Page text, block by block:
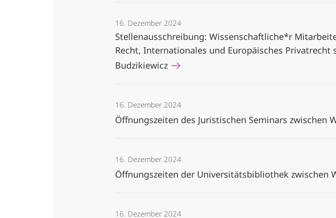
16. Dezember 2024
Stellenausschreibung: Wissenschaftliche*r
Recht, Internationales und Europäisches Privatrecht
Budzikiewicz
16. Dezember 2024
Öffnungszeiten des Juristischen Seminars zwischen
16. Dezember 2024
Öffnungszeiten der Universitätsbibliothek zwischen
16. Dezember 2024